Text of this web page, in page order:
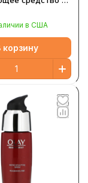
коллагена 24,
48 г (1,7
в США
корзину